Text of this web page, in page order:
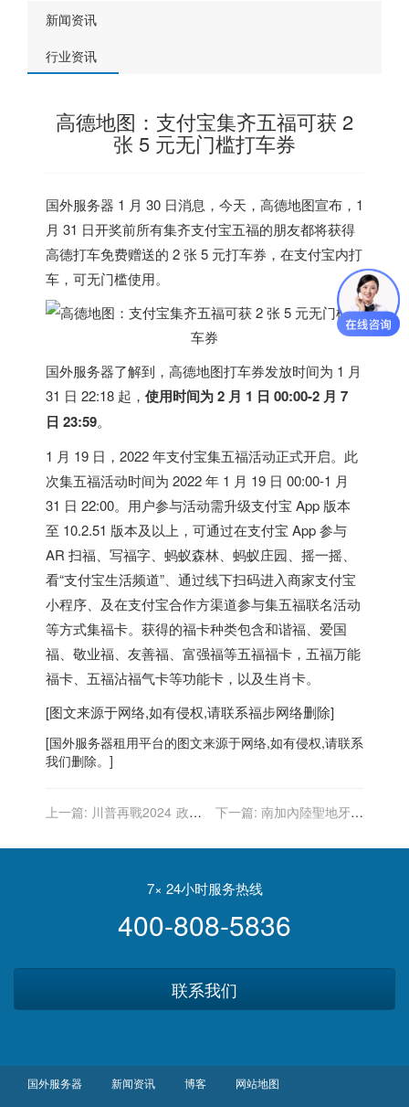
新闻资讯
行业资讯
高德地图：支付宝集齐五福可获 2
张 5 元无门槛打车券
国外服务器 1 月 30 日消息，今天，高德地图宣布，1
月 31 日开奖前所有集齐支付宝五福的朋友都将获得
高德打车免费赠送的 2 张 5 元打车券，在支付宝内打
车，可无门槛使用。
国外服务器了解到，高德地图打车券发放时间为 1 月
31 日 22:18 起， 使用时间为 2 月 1 日 00:00-2 月 7
日 23:59。
1 月 19 日，2022 年支付宝集五福活动正式开启。此
次集五福活动时间为 2022 年 1 月 19 日 00:00-1 月
31 日 22:00。用户参与活动需升级支付宝 App 版本
至 10.2.51 版本及以上，可通过在支付宝 App 参与
AR 扫福、写福字、蚂蚁森林、蚂蚁庄园、摇一摇、
看“支付宝生活频道”、通过线下扫码进入商家支付宝
小程序、及在支付宝合作方渠道参与集五福联名活动
等方式集福卡。获得的福卡种类包含和谐福、爱国
福、敬业福、友善福、富强福等五福福卡，五福万能
福卡、五福沾福气卡等功能卡，以及生肖卡。
[图文来源于网络,如有侵权,请联系福步网络删除]
[国外服务器租用平台的图文来源于网络,如有侵权,请联系
我们删除。]
上一篇: 川普再戰2024 政
下一篇: 南加內陸聖地牙哥
7× 24小时服务热线
400-808-5836
联系我们
国外服务器 新闻资讯 博客 网站地图